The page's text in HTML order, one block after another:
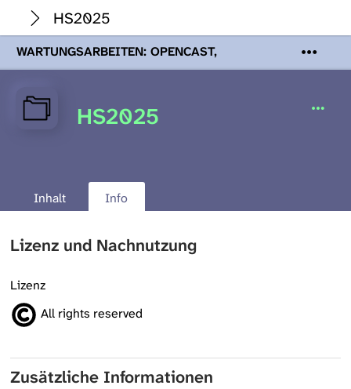
HS2025
WARTUNGSARBEITEN: OPENCAST,
PODCASTS & TOBIRA
Mi 19. August
Wartungsarbeiten an den Opencast-
Servern werden Ihnen Podcasts,
HS2025
Inhalt Info
Lizenz und Nachnutzung
Lizenz
All rights reserved
Zusätzliche Informationen